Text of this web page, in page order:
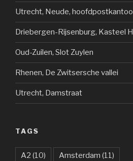
Utrecht, Neude,
Driebergen-Rijsenburg, Kasteel
Oud-Zuilen, Slot Zuylen
Rhenen, De Zwitsersche vallei
Utrecht, Damstraat
TAGS
A2 (10) Amsterdam (11)